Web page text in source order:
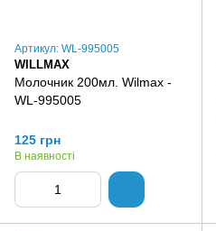
Артикул: WL-995005
WILLMAX
Молочник 200мл. Wilmax -
WL-995005
125 грн
В наявності